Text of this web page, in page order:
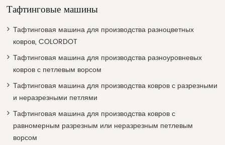
Тафтинговые машины
Тафтинговая машина для производства разноцветных
ковров, COLORDOT
Тафтинговая машина для производства разноуровневых
ковров с петлевым ворсом
Тафтинговая машина для производства ковров с разрезными
и неразрезными петлями
Тафтинговая машина для производства ковров с
равномерным разрезным или неразрезным петлевым
ворсом